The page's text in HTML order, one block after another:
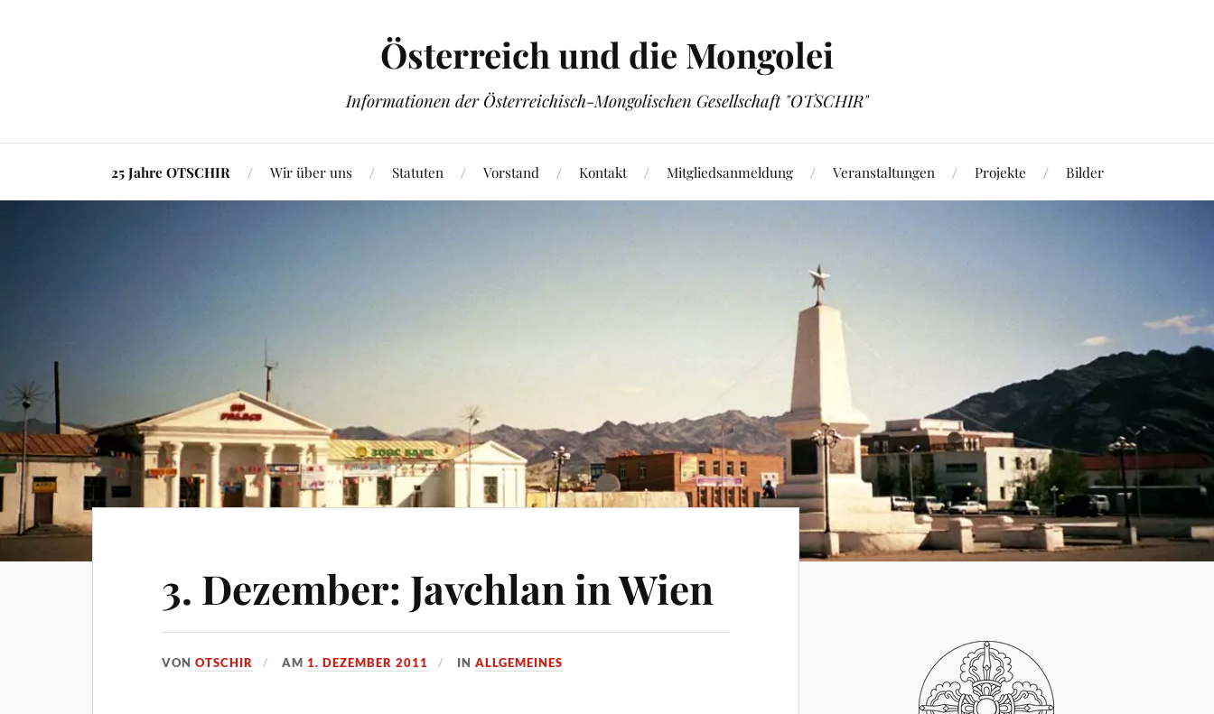
Österreich und die Mongolei
Informationen der Österreichisch-Mongolischen Gesellschaft "OTSCHIR"
25 Jahre OTSCHIR Wir über uns Statuten Vorstand Kontakt Mitgliedsanmeldung Veranstaltungen Projekte Bilder
3. Dezember: Javchlan in Wien
VONOTSCHIR AM 1. DEZEMBER 2011 INALLGEMEINES